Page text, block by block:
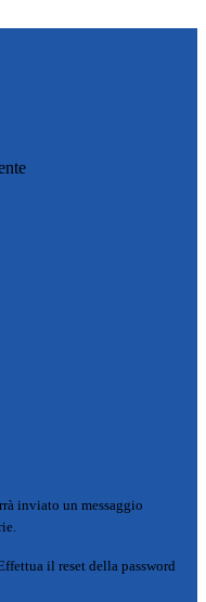
inviato un messaggio
il reset della password